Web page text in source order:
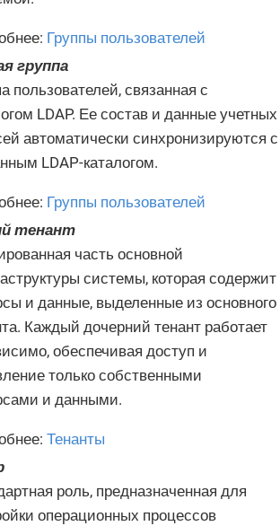
Группы пользователей
группа
пользователей, связанная с
LDAP. Ее состав и данные учетных
автоматически синхронизируются с
LDAP-каталогом.
Группы пользователей
тенант
часть основной
системы, которая содержит
и данные, выделенные из основного
Каждый дочерний тенант работает
обеспечивая доступ и
только собственными
и данными.
Тенанты
роль, предназначенная для
операционных процессов